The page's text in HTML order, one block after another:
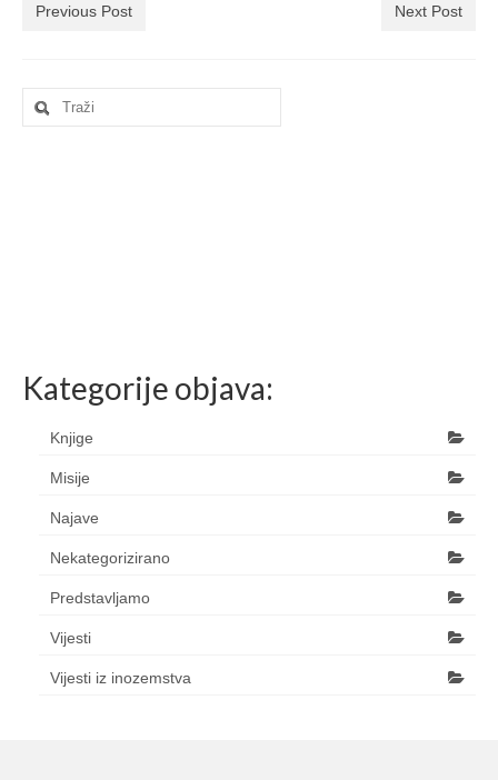
Previous Post Next Post
Search
for:
Kategorije objava:
Knjige
Misije
Najave
Nekategorizirano
Predstavljamo
Vijesti
Vijesti iz inozemstva